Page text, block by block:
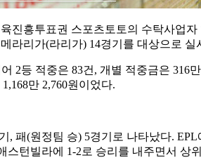
흥투표권 스포츠토토의 수탁사업
라리가(라리가) 14경기를 대상으로
등 적중은 83건, 개별 적중금은 316
만 2,760원이었다.
패(원정팀 승) 5경기로 나타났다.
턴빌라에 1-2로 승리를 내주면서 상